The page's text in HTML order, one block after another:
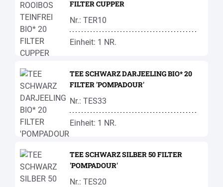
FILTER CUPPER
Nr.: TER10
Einheit: 1 NR.
TEE SCHWARZ DARJEELING BIO* 20
FILTER 'POMPADOUR'
Nr.: TES33
Einheit: 1 NR.
TEE SCHWARZ SILBER 50 FILTER
'POMPADOUR'
Nr.: TES20